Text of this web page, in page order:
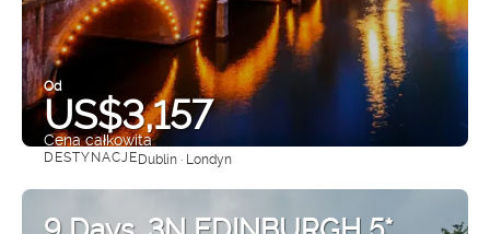
Od
US$3,157
Cena całkowita
Zobacz
DESTYNACJEDublin · Londyn
9 Days. 3N EDINBURGH 5*